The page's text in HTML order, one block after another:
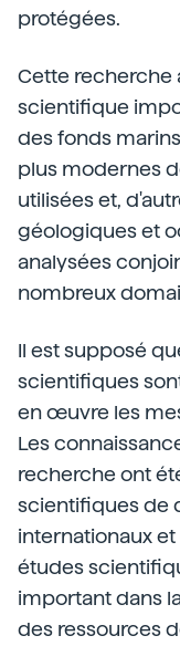
protégées.
Cette recherche
scientifique
des fonds
plus modernes
utilisées et,
géologiques et
analysées
nombreux
Il est supposé
scientifiques
en œuvre les
Les
recherche ont
scientifiques de
internationaux
études
important dans
des ressources